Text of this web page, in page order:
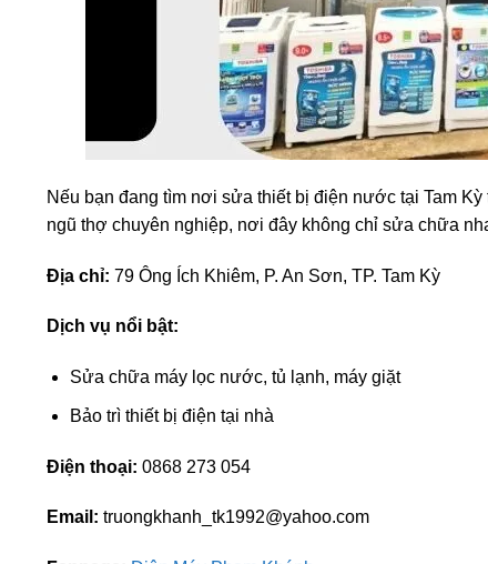
Nếu bạn đang tìm nơi sửa thiết bị điện nước tại Tam
ngũ thợ chuyên nghiệp, nơi đây không chỉ sửa chữa
Địa chỉ: 79 Ông Ích Khiêm, P. An Sơn, TP. Tam Kỳ
Dịch vụ nổi bật:
Sửa chữa máy lọc nước, tủ lạnh, máy giặt
Bảo trì thiết bị điện tại nhà
Điện thoại: 0868 273 054
Email: truongkhanh_tk1992@yahoo.com